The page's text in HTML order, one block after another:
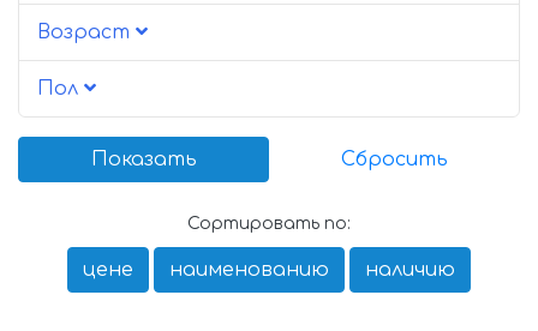
Возраст
Пол
Сортировать по:
цене наименованию наличию